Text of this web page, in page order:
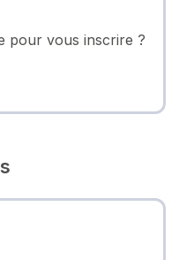
pour vous inscrire ?